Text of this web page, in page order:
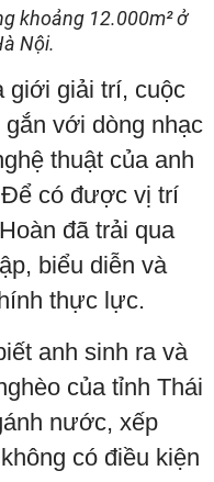
khoảng 12.000m² ở
Nội.
giới giải trí, cuộc
với dòng nhạc
thuật của anh
Để có được vị trí
đã trải qua
biểu diễn và
thực lực.
anh sinh ra và
của tỉnh Thái
nước, xếp
có điều kiện